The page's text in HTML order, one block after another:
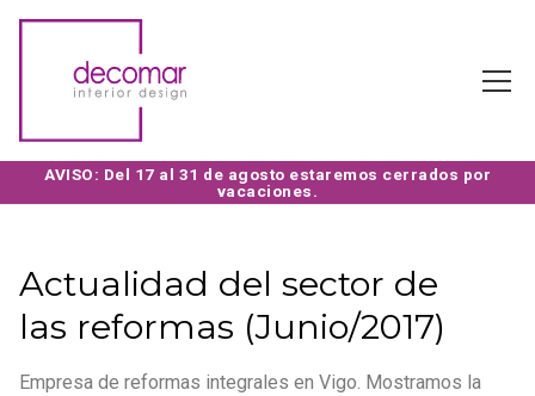
Actualidad del sector de
las reformas (Junio/2017)
Empresa de reformas integrales en Vigo. Mostramos la